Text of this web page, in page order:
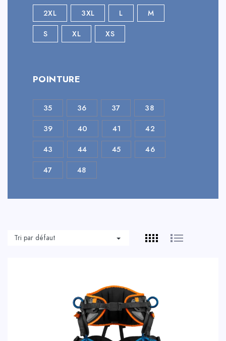
2XL 3XL L M
S XL XS
POINTURE
35 36 37 38
39 40 41 42
43 44 45 46
47 48